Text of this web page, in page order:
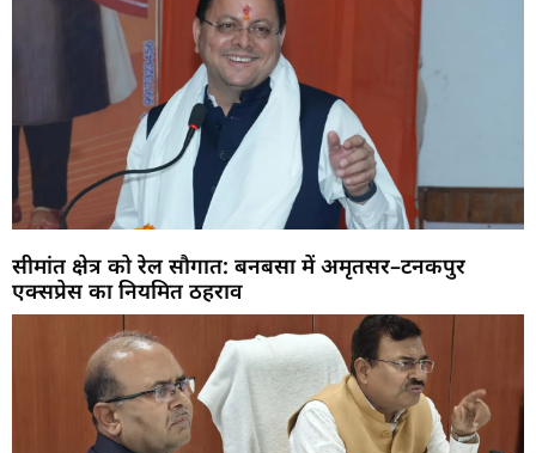
सीमांत क्षेत्र को रेल सौगात: बनबसा में अमृतसर–टनकपुर
एक्सप्रेस का नियमित ठहराव